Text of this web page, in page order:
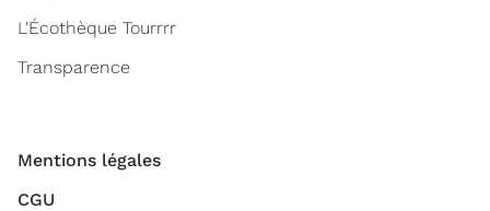
L'Écothèque Tourrrr
Transparence
Mentions légales
CGU